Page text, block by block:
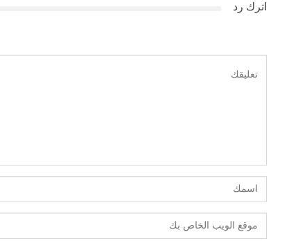
اترك رد